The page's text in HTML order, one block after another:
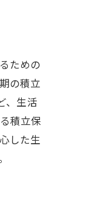
ための
の積立
、生活
積立保
した生